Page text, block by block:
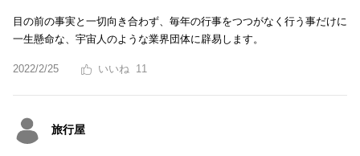
目の前の事実と一切向き合わず、毎年の行事をつつがなく行う事だけに
一生懸命な、宇宙人のような業界団体に辟易します。
2022/2/25 11
旅行屋